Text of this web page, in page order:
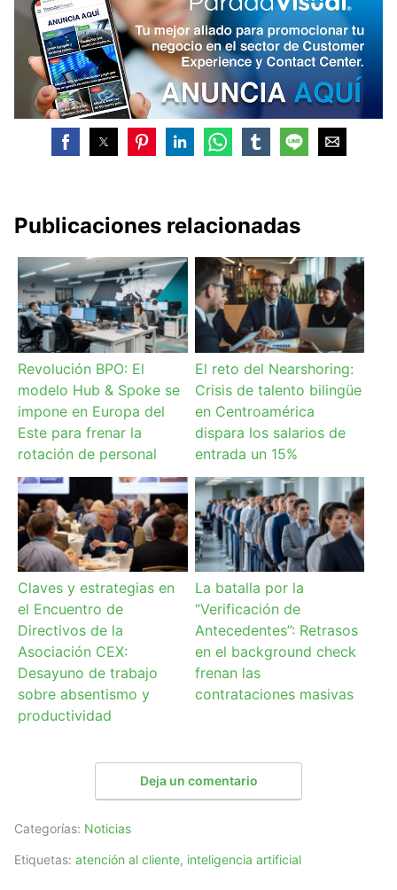
Publicaciones relacionadas
Revolución BPO: El
modelo Hub & Spoke se
impone en Europa del
Este para frenar la
rotación de personal
El reto del Nearshoring:
Crisis de talento bilingüe
en Centroamérica
dispara los salarios de
entrada un 15%
Claves y estrategias en
el Encuentro de
Directivos de la
Asociación CEX:
Desayuno de trabajo
sobre absentismo y
productividad
La batalla por la
“Verificación de
Antecedentes”: Retrasos
en el background check
frenan las
contrataciones masivas
Deja un comentario
Categorías: Noticias
Etiquetas: atención al cliente, inteligencia artificial